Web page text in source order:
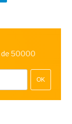
de 50000
OK